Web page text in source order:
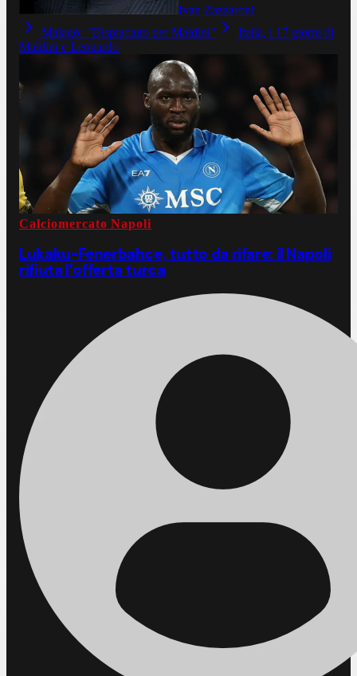
Ivan Zazzaroni
Malagò: "Dispiaciuto per Maldini"
Italia, i 17 giorni di
Maldini e Leonardo
Calciomercato Napoli
Lukaku-Fenerbahce, tutto da rifare: il Napoli
rifiuta l’offerta turca